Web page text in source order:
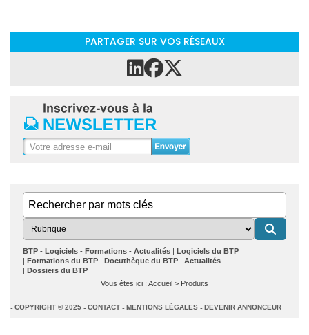
PARTAGER SUR VOS RÉSEAUX
BTP - Logiciels - Formations - Actualités
Logiciels du BTP
Formations du BTP
Docuthèque du BTP
Actualités
Dossiers du BTP
Vous êtes ici : Accueil > Produits
COPYRIGHT © 2025 CONTACT MENTIONS LÉGALES DEVENIR ANNONCEUR